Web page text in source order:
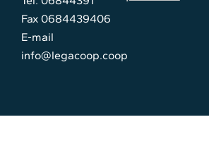
Fax 0684439406
E-mail
info@legacoop.coop